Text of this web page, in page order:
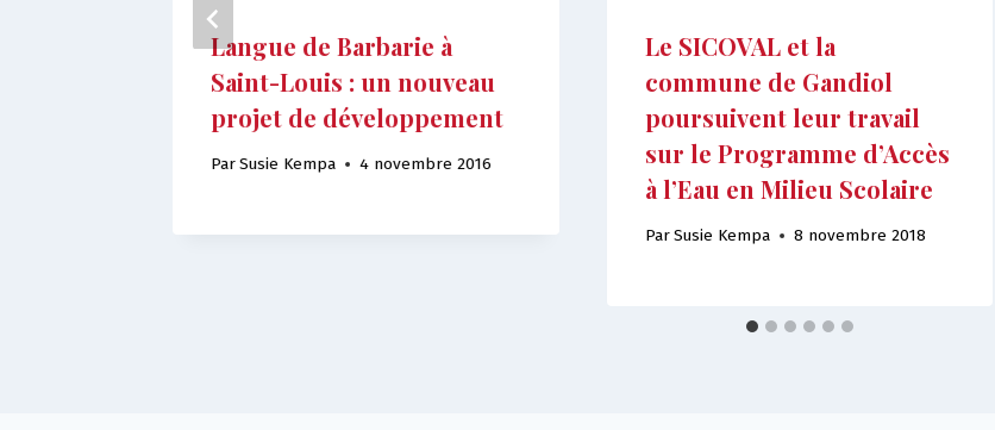
Langue de Barbarie à
Saint-Louis : un nouveau
projet de développement
ParSusie Kempa 4 novembre 2016
Le SICOVAL et la
commune de Gandiol
poursuivent leur travail
sur le Programme d’Accès
à l’Eau en Milieu Scolaire
ParSusie Kempa 8 novembre 2018